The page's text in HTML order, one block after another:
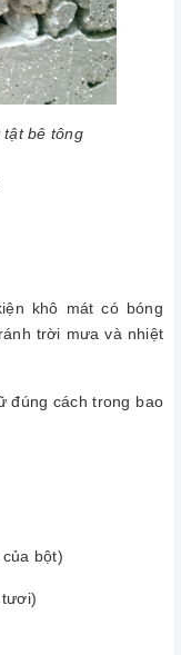
tật bê tông
khô mát có bóng
trời mưa và nhiệt
đúng cách trong bao
bột)